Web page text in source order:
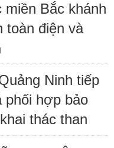
Bắc khánh
toàn điện và
Ninh tiếp
phối hợp bảo
thác than